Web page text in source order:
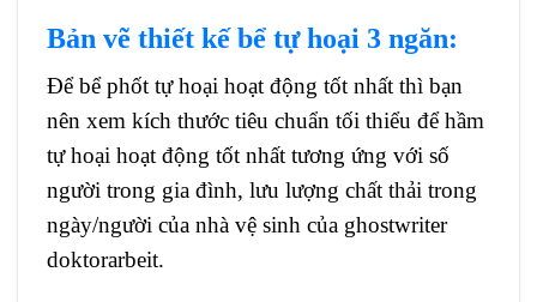
Bản vẽ thiết kế bể tự hoại 3 ngăn:
Để bể phốt tự hoại hoạt động tốt nhất thì bạn
nên xem kích thước tiêu chuẩn tối thiểu để hầm
tự hoại hoạt động tốt nhất tương ứng với số
người trong gia đình, lưu lượng chất thải trong
ngày/người của nhà vệ sinh của ghostwriter
doktorarbeit.